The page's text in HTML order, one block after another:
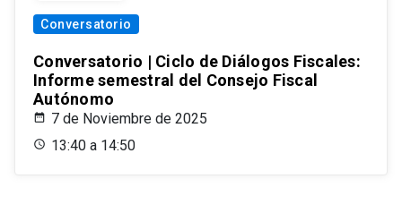
Conversatorio
Conversatorio | Ciclo de Diálogos Fiscales:
Informe semestral del Consejo Fiscal
Autónomo
7 de Noviembre de 2025
13:40 a 14:50